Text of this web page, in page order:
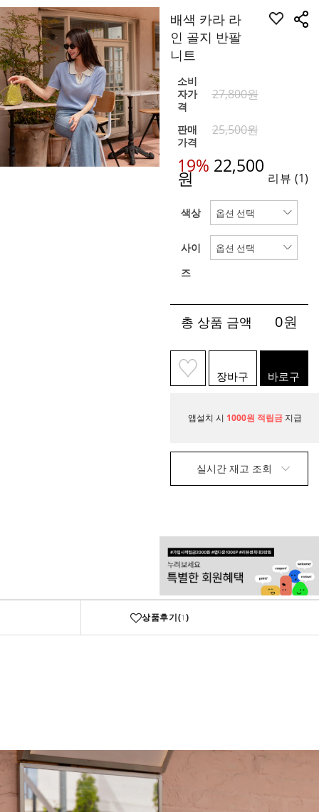
배색 카라 라
인 골지 반팔
니트
소비
자가
격
27,800원
판매
가격
25,500원
19% 22,500
원 리뷰 (1)
색상
사이
즈
총 상품 금액 0원
장바구
니
바로구
매
앱설치 시 1000원 적립금 지급
실시간 재고 조회
상품후기(1 )